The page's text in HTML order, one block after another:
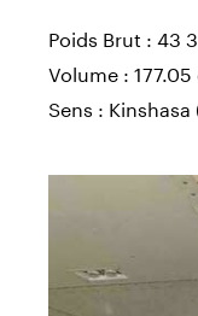
Poids Brut : 43
Volume :
Sens : Kinshasa